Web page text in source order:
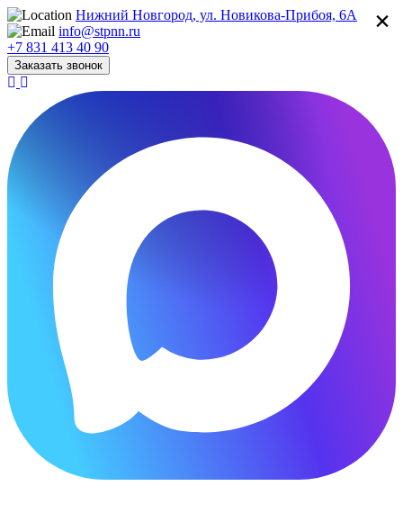
Нижний Новгород, ул. Новикова-Прибоя, 6А
info@stpnn.ru
+7 831 413 40 90
Заказать звонок
×